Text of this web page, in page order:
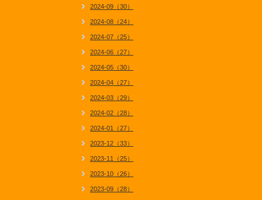
2024-09（30）
2024-08（24）
2024-07（25）
2024-06（27）
2024-05（30）
2024-04（27）
2024-03（29）
2024-02（28）
2024-01（27）
2023-12（33）
2023-11（25）
2023-10（26）
2023-09（28）